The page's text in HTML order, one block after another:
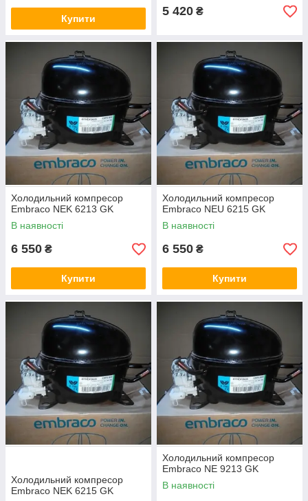
Купити
5 420 ₴
Холодильний компресор
Embraco NEK 6213 GK
В наявності
6 550 ₴
Купити
Холодильний компресор
Embraco NEU 6215 GK
В наявності
6 550 ₴
Купити
Холодильний компресор
Embraco NEK 6215 GK
Холодильний компресор
Embraco NE 9213 GK
В наявності